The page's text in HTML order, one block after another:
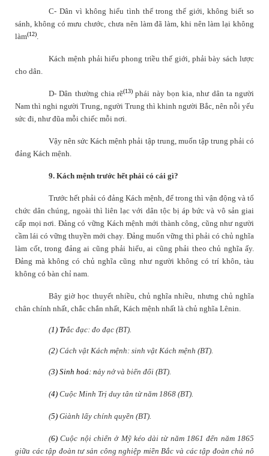
C- Dân vì không hiểu tình thế trong thế giới, không biết so
sánh, không có mưu chước, chưa nên làm đã làm, khi nên làm lại không
làm(12)
Kách mệnh phải hiểu phong triều thế giới, phải bày sách lược
cho dân.
D- Dân thường chia rẽ(13) phái này bọn kia, như dân ta người
Nam thì nghi người Trung, người Trung thì khinh người Bắc, nên nỗi yếu
sức đi, như đũa mỗi chiếc mỗi nơi.
Vậy nên sức Kách mệnh phải tập trung, muốn tập trung phải có
đảng Kách mệnh.
9. Kách mệnh trước hết phải có cái gì?
Trước hết phải có đảng Kách mệnh, để trong thì vận động và tổ
chức dân chúng, ngoài thì liên lạc với dân tộc bị áp bức và vô sản giai
cấp mọi nơi. Đảng có vững Kách mệnh mới thành công, cũng như người
cầm lái có vững thuyền mới chạy. Đảng muốn vững thì phải có chủ nghĩa
làm cốt, trong đảng ai cũng phải hiểu, ai cũng phải theo chủ nghĩa ấy.
Đảng mà không có chủ nghĩa cũng như người không có trí khôn, tàu
không có bàn chỉ nam.
Bây giờ học thuyết nhiều, chủ nghĩa nhiều, nhưng chủ nghĩa
chân chính nhất, chắc chắn nhất, Kách mệnh nhất là chủ nghĩa Lênin.
(1) Trắc đạc: đo đạc (BT).
(2) Cách vật Kách mệnh: sinh vật Kách mệnh (BT).
(3) Sinh hoá: nảy nở và biến đổi (BT).
(4) Cuộc Minh Trị duy tân từ năm 1868 (BT).
(5) Giành lấy chính quyền (BT).
(6) Cuộc nội chiến ở Mỹ kéo dài từ năm 1861 đến năm 1865
giữa các tập đoàn tư sản công nghiệp miền Bắc và các tập đoàn chủ nô